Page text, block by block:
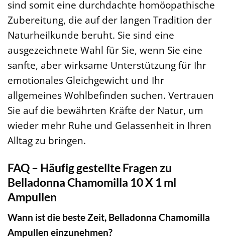
sind somit eine durchdachte homöopathische
Zubereitung, die auf der langen Tradition der
Naturheilkunde beruht. Sie sind eine
ausgezeichnete Wahl für Sie, wenn Sie eine
sanfte, aber wirksame Unterstützung für Ihr
emotionales Gleichgewicht und Ihr
allgemeines Wohlbefinden suchen. Vertrauen
Sie auf die bewährten Kräfte der Natur, um
wieder mehr Ruhe und Gelassenheit in Ihren
Alltag zu bringen.
FAQ – Häufig gestellte Fragen zu
Belladonna Chamomilla 10 X 1 ml
Ampullen
Wann ist die beste Zeit, Belladonna Chamomilla
Ampullen einzunehmen?